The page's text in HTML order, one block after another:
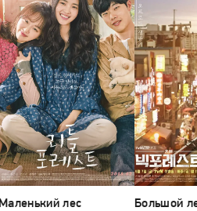
Маленький лес Большой